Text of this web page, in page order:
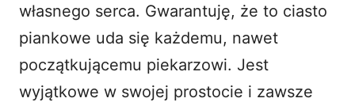
własnego serca. Gwarantuję, że to ciasto
piankowe uda się każdemu, nawet
początkującemu piekarzowi. Jest
wyjątkowe w swojej prostocie i zawsze